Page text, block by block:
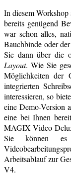
In diesem
bereits genügend
war schon alles,
Bauchbinde oder
Sie dann über die
Layout. Wie Sie
Möglichkeiten der
integrierten
interessieren, so
eine Demo-Version
eine bei Ihnen
MAGIX Video
Sie können
Arbeitsablauf zur
V4.